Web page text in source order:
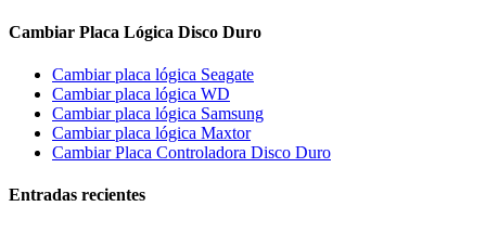
Cambiar Placa Lógica Disco Duro
Cambiar placa lógica Seagate
Cambiar placa lógica WD
Cambiar placa lógica Samsung
Cambiar placa lógica Maxtor
Cambiar Placa Controladora Disco Duro
Entradas recientes